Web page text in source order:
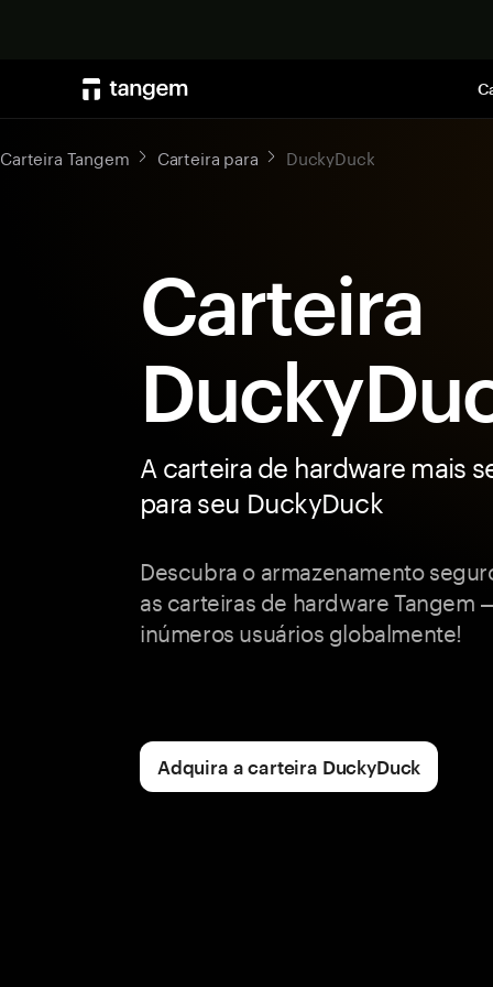
Carteira Tangem Carteira para DuckyDuck
Carteira
A carteira de hardware mais
para seu DuckyDuck
Descubra o armazenamento
as carteiras de hardware Tangem
inúmeros usuários globalmente!
Adquira a carteira DuckyDuck